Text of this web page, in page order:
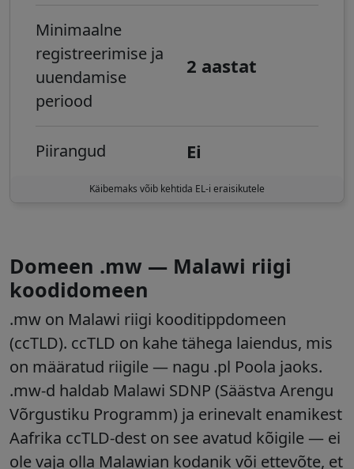
Minimaalne
registreerimise ja
uuendamise
periood
2 aastat
Piirangud Ei
Käibemaks võib kehtida EL-i eraisikutele
Domeen .mw — Malawi riigi
koodidomeen
.mw on Malawi riigi kooditippdomeen
(ccTLD). ccTLD on kahe tähega laiendus, mis
on määratud riigile — nagu .pl Poola jaoks.
.mw-d haldab Malawi SDNP (Säästva Arengu
Võrgustiku Programm) ja erinevalt enamikest
Aafrika ccTLD-dest on see avatud kõigile — ei
ole vaja olla Malawian kodanik või ettevõte, et